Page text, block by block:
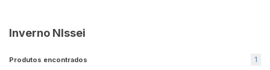
Inverno NIssei
Produtos encontrados 1